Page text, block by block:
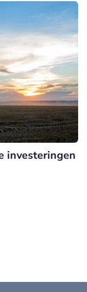
investeringen